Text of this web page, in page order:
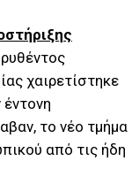
χαιρετίστηκε
το νέο τμήμα
από τις ήδη